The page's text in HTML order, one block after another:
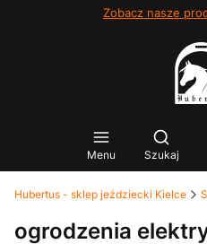
Zobacz nasze
Menu
Otwórz
Szukaj
Hubertus - sklep jeździecki Kielce
ogrodzenia